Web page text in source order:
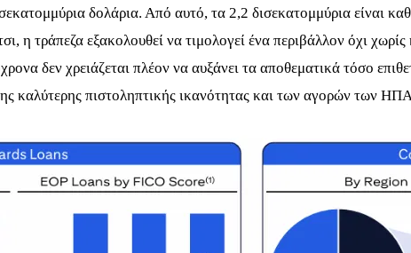
δολάρια. Από αυτό, τα 2,2 δισεκατομμύρια είναι
η τράπεζα εξακολουθεί να τιμολογεί ένα περιβάλλον όχι
δεν χρειάζεται πλέον να αυξάνει τα αποθεματικά τόσο
καλύτερης πιστοληπτικής ικανότητας και των αγορών των